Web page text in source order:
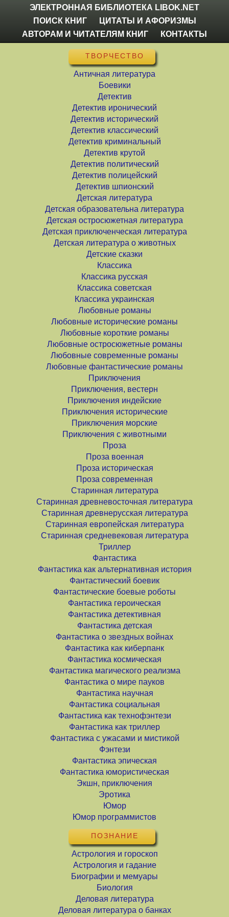
ЭЛЕКТРОННАЯ БИБЛИОТЕКА LIBOK.NET
ПОИСК КНИГ
ЦИТАТЫ И АФОРИЗМЫ
АВТОРАМ И ЧИТАТЕЛЯМ КНИГ
КОНТАКТЫ
ТВОРЧЕСТВО
Античная литература
Боевики
Детектив
Детектив иронический
Детектив исторический
Детектив классический
Детектив криминальный
Детектив крутой
Детектив политический
Детектив полицейский
Детектив шпионский
Детская литература
Детская образовательна литература
Детская остросюжетная литература
Детская приключенческая литература
Детская литература о животных
Детские сказки
Классика
Классика русская
Классика советская
Классика украинская
Любовные романы
Любовные исторические романы
Любовные короткие романы
Любовные остросюжетные романы
Любовные современные романы
Любовные фантастические романы
Приключения
Приключения, вестерн
Приключения индейские
Приключения исторические
Приключения морские
Приключения с животными
Проза
Проза военная
Проза историческая
Проза современная
Старинная литература
Старинная древневосточная литература
Старинная древнерусская литература
Старинная европейская литература
Старинная средневековая литература
Триллер
Фантастика
Фантастика как альтернативная история
Фантастический боевик
Фантастические боевые роботы
Фантастика героическая
Фантастика детективная
Фантастика детская
Фантастика о звездных войнах
Фантастика как киберпанк
Фантастика космическая
Фантастика магического реализма
Фантастика о мире пауков
Фантастика научная
Фантастика социальная
Фантастика как технофэнтези
Фантастика как триллер
Фантастика с ужасами и мистикой
Фэнтези
Фантастика эпическая
Фантастика юмористическая
Экшн, приключения
Эротика
Юмор
Юмор программистов
ПОЗНАНИЕ
Астрология и гороскоп
Астрология и гадание
Биографии и мемуары
Биология
Деловая литература
Деловая литература о банках